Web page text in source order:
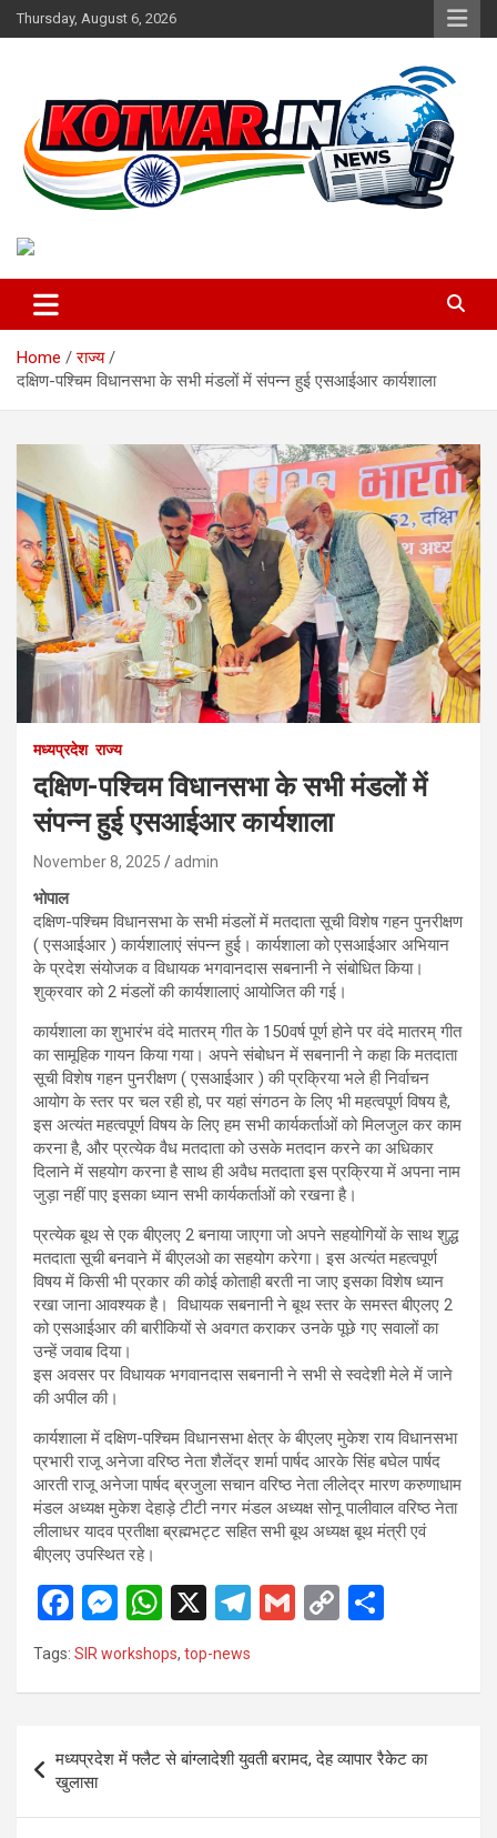
Skip
to
Thursday, August 6, 2026
kotwar.in
Home
राज्य
दक्षिण-पश्चिम विधानसभा के सभी मंडलों में संपन्न हुई एसआईआर कार्यशाला
मध्यप्रदेश राज्य
दक्षिण-पश्चिम विधानसभा के सभी मंडलों में
संपन्न हुई एसआईआर कार्यशाला
November 8, 2025 admin
भोपाल
दक्षिण-पश्चिम विधानसभा के सभी मंडलों में मतदाता सूची विशेष गहन पुनरीक्षण
( एसआईआर ) कार्यशालाएं संपन्न हुई। कार्यशाला को एसआईआर अभियान
के प्रदेश संयोजक व विधायक भगवानदास सबनानी ने संबोधित किया।
शुक्रवार को 2 मंडलों की कार्यशालाएं आयोजित की गई।
कार्यशाला का शुभारंभ वंदे मातरम् गीत के 150वर्ष पूर्ण होने पर वंदे मातरम् गीत
का सामूहिक गायन किया गया। अपने संबोधन में सबनानी ने कहा कि मतदाता
सूची विशेष गहन पुनरीक्षण ( एसआईआर ) की प्रक्रिया भले ही निर्वाचन
आयोग के स्तर पर चल रही हो, पर यहां संगठन के लिए भी महत्वपूर्ण विषय है,
इस अत्यंत महत्वपूर्ण विषय के लिए हम सभी कार्यकर्ताओं को मिलजुल कर काम
करना है, और प्रत्येक वैध मतदाता को उसके मतदान करने का अधिकार
दिलाने में सहयोग करना है साथ ही अवैध मतदाता इस प्रक्रिया में अपना नाम
जुड़ा नहीं पाए इसका ध्यान सभी कार्यकर्ताओं को रखना है।
प्रत्येक बूथ से एक बीएलए 2 बनाया जाएगा जो अपने सहयोगियों के साथ शुद्ध
मतदाता सूची बनवाने में बीएलओ का सहयोग करेगा। इस अत्यंत महत्वपूर्ण
विषय में किसी भी प्रकार की कोई कोताही बरती ना जाए इसका विशेष ध्यान
रखा जाना आवश्यक है। विधायक सबनानी ने बूथ स्तर के समस्त बीएलए 2
को एसआईआर की बारीकियों से अवगत कराकर उनके पूछे गए सवालों का
उन्हें जवाब दिया।
इस अवसर पर विधायक भगवानदास सबनानी ने सभी से स्वदेशी मेले में जाने
की अपील की।
कार्यशाला में दक्षिण-पश्चिम विधानसभा क्षेत्र के बीएलए मुकेश राय विधानसभा
प्रभारी राजू अनेजा वरिष्ठ नेता शैलेंद्र शर्मा पार्षद आरके सिंह बघेल पार्षद
आरती राजू अनेजा पार्षद ब्रजुला सचान वरिष्ठ नेता लीलेद्र मारण करुणाधाम
मंडल अध्यक्ष मुकेश देहाड़े टीटी नगर मंडल अध्यक्ष सोनू पालीवाल वरिष्ठ नेता
लीलाधर यादव प्रतीक्षा ब्रह्मभट्ट सहित सभी बूथ अध्यक्ष बूथ मंत्री एवं
बीएलए उपस्थित रहे।
F
a
ce
o
o
k
M
es
se
g
W
at
A
p
X
T
a
G
C
n
Tags: SIR workshops, top-news
navigation
मध्यप्रदेश में फ्लैट से बांग्लादेशी युवती बरामद, देह व्यापार रैकेट का
खुलासा